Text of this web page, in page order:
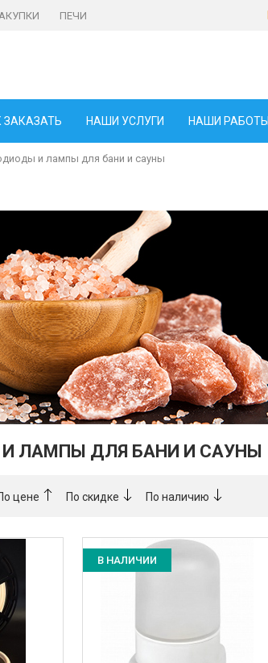
ПЕЧИ
ЗАКАЗАТЬ НАШИ УСЛУГИ НАШИ РАБОТЫ
и лампы для бани и сауны
ЛАМПЫ ДЛЯ БАНИ И САУНЫ
цене По скидке По наличию
В НАЛИЧИИ